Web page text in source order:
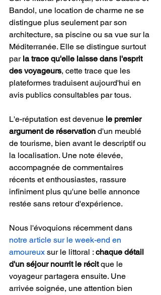
Bandol, une location de charme ne se
distingue plus seulement par son
architecture, sa piscine ou sa vue sur la
Méditerranée. Elle se distingue surtout
par la trace qu'elle laisse dans l'esprit
des voyageurs, cette trace que les
plateformes traduisent aujourd'hui en
avis publics consultables par tous.
L'e-réputation est devenue le premier
argument de réservation d'un meublé
de tourisme, bien avant le descriptif ou
la localisation. Une note élevée,
accompagnée de commentaires
récents et enthousiastes, rassure
infiniment plus qu'une belle annonce
restée sans retour d'expérience.
Nous l'évoquions récemment dans
notre article sur le week-end en
amoureux sur le littoral : chaque détail
d'un séjour nourrit le récit que le
voyageur partagera ensuite. Une
arrivée soignée, une attention bien